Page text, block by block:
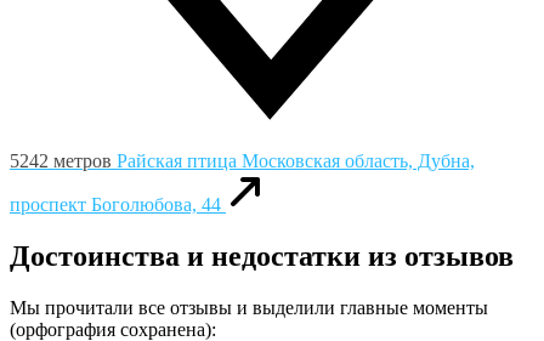
5242 метров Райская птица Московская область, Дубна,
проспект Боголюбова, 44
Достоинства и недостатки из отзывов
Мы прочитали все отзывы и выделили главные моменты
(орфография сохранена):